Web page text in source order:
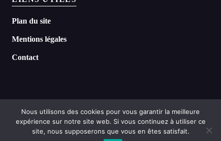
Plan du site
Mentions légales
Contact
©2026 Headline tous droits réservés
Nous utilisons des cookies pour vous garantir la meilleure
expérience sur notre site web. Si vous continuez à utiliser ce
site, nous supposerons que vous en êtes satisfait.